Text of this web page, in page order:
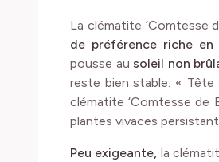
La clématite ‘Comtesse
de préférence riche en
pousse ausoleil non
reste bien stable. « Tête
clématite ‘Comtesse de
plantes vivaces
Peu exigeante, la